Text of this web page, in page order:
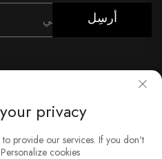
أرسِل
جميع الحقوق
privacy
provide our services. If you don't
cookies.